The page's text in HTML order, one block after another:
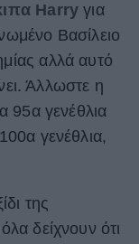
Harry για
Βασίλειο
αλλά αυτό
Άλλωστε η
95α γενέθλια
γενέθλια,
της
δείχνουν ότι